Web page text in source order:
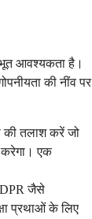
आवश्यकता है।
की नींव पर
की तलाश करें जो
करेगा। एक
जैसे
प्रथाओं के लिए